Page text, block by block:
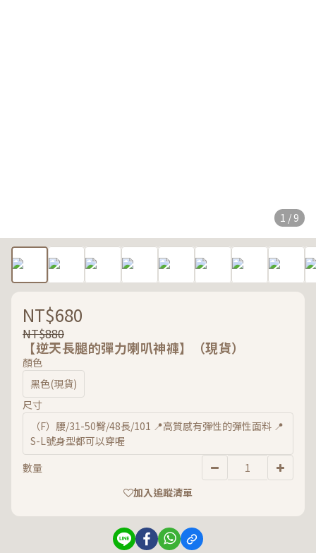
1 / 9
NT$680
NT$880
【逆天長腿的彈力喇叭神褲】（現貨）
顏色
黑色(現貨)
尺寸
（F）腰/31-50臀/48長/101 📍高質感有彈性的彈性面料 📍
S-L號身型都可以穿喔
數量
加入追蹤清單